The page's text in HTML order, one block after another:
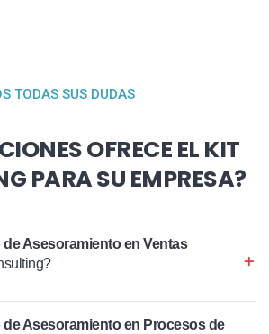
TODAS SUS DUDAS
OFRECE EL KIT
PARA SU EMPRESA?
de Asesoramiento en Ventas
de Asesoramiento en Procesos de